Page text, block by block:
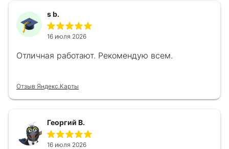
s b.
16 июля 2026
Отличная работают. Рекомендую всем.
Отзыв Яндекс.Карты
Георгий В.
16 июля 2026